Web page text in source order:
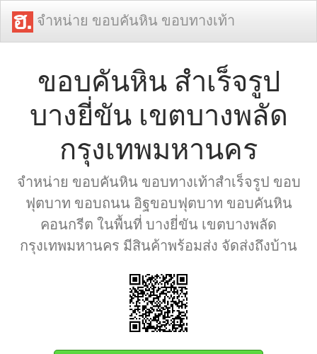
จำหน่าย ขอบคันหิน ขอบทางเท้า
ขอบคันหิน สำเร็จรูป
บางยี่ขัน เขตบางพลัด
กรุงเทพมหานคร
จำหน่าย ขอบคันหิน ขอบทางเท้าสำเร็จรูป ขอบ
ฟุตบาท ขอบถนน อิฐขอบฟุตบาท ขอบคันหิน
คอนกรีต ในพื้นที่ บางยี่ขัน เขตบางพลัด
กรุงเทพมหานคร มีสินค้าพร้อมส่ง จัดส่งถึงบ้าน